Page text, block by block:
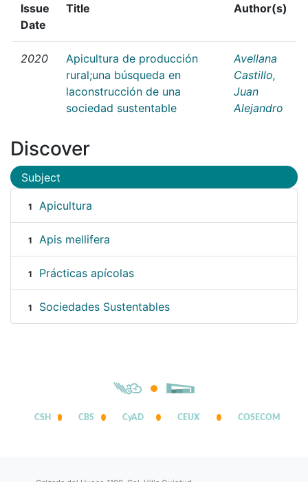
Issue
Date
Title Author(s)
2020
Apicultura de producción
rural;una búsqueda en
laconstrucción de una
sociedad sustentable
Avellana
Castillo,
Juan
Alejandro
Discover
Subject
1 Apicultura
1 Apis mellifera
1 Prácticas apícolas
1 Sociedades Sustentables
CSH CBS CyAD CEUX COSECOM